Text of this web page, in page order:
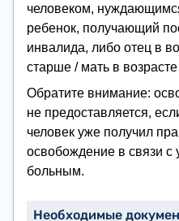
человеком,
ребенок, получающий
инвалида, либо отец в
старше / мать в
Обратите внимание:
не предоставляется,
человек уже получил
освобождение в связи с
больным.